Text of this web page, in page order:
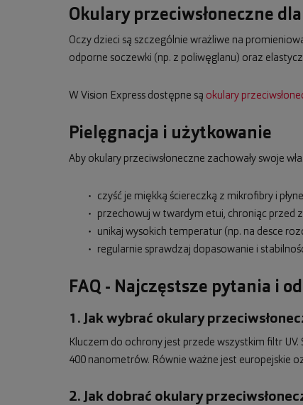
Okulary przeciwsłoneczne
Oczy dzieci są szczególnie wrażliwe na
odporne soczewki (np. z poliwęglanu) oraz
W Vision Express dostępne są okulary
Pielęgnacja i użytkowanie
Aby okulary przeciwsłoneczne zachowały swoje
czyść je miękką ściereczką z mikrofibry i
przechowuj w twardym etui, chroniąc przed
unikaj wysokich temperatur (np. na desce
regularnie sprawdzaj dopasowanie i
FAQ - Najczęstsze pytania i
1. Jak wybrać okulary
Kluczem do ochrony jest przede wszystkim filtr
400 nanometrów. Równie ważne jest europejskie
2. Jak dobrać okulary